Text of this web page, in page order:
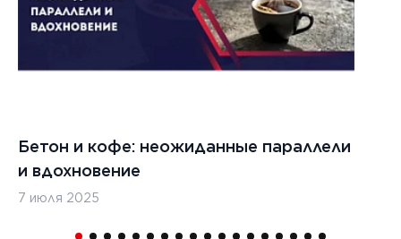
Бетон и кофе: неожиданные параллели
и вдохновение
7 июля 2025